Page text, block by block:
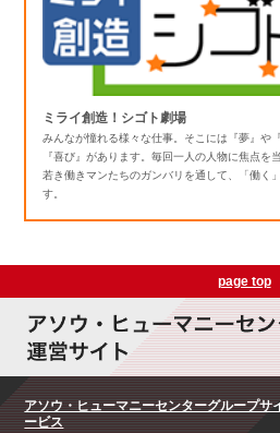
ミライ創造！シゴト劇場
みんなが憧れる様々な仕事。そこには『夢』や
『喜び』があります。毎回一人の人物に焦点を
若き働きマンたちのガンバリを通して、「働く
す。
page top
アソウ・ヒューマニーセンターグループサ
ービス